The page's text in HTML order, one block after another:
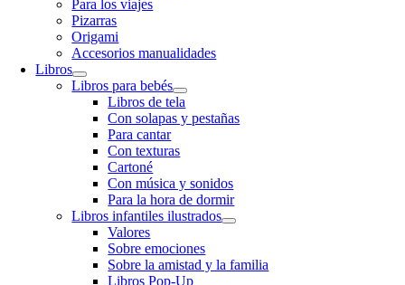
Para los viajes
Pizarras
Origami
Accesorios manualidades
Libros
Libros para bebés
Libros de tela
Con solapas y pestañas
Para cantar
Con texturas
Cartoné
Con música y sonidos
Para la hora de dormir
Libros infantiles ilustrados
Valores
Sobre emociones
Sobre la amistad y la familia
Libros Pop-Up